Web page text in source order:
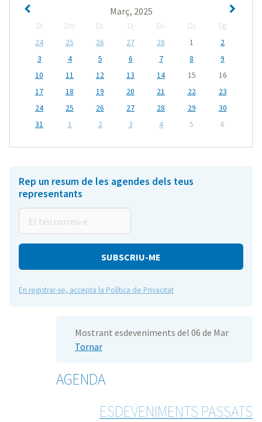
Març, 2025
Dl Dm Dc Dj Dv Ds
Dg
24
25 26 27 28 1
2
3
4 5 6 7 8
9
10
11 12 13 14 15
16
17
18 19 20 21 22
23
24
25 26 27 28 29
30
31
1 2 3 4 5 6
Rep un resum de les agendes dels teus
representants
teu
correu-
En registrar-se, accepta la Política de Privacitat
Mostrant esdeveniments del 06 de Mar
Tornar
AGENDA
ESDEVENIMENTS PASSATS